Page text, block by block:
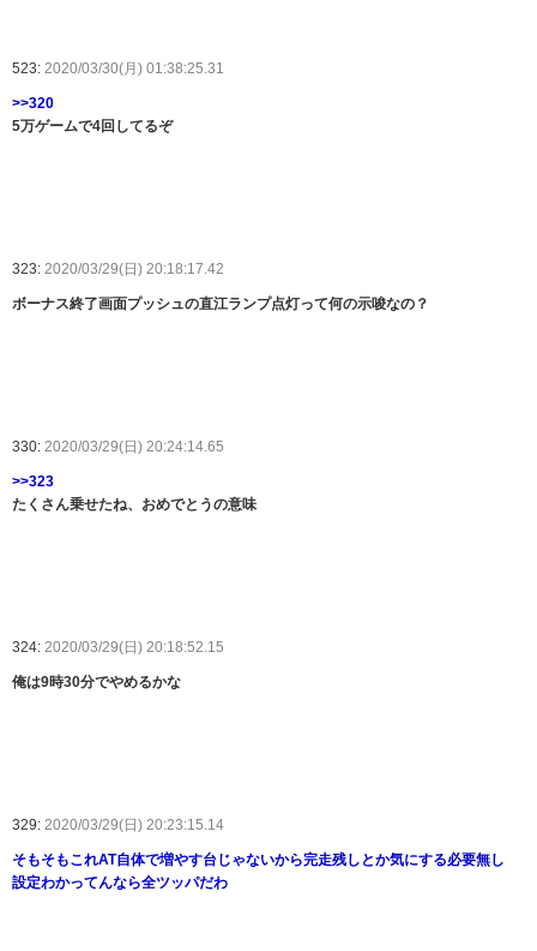
523: 2020/03/30(月) 01:38:25.31
>>320
5万ゲームで4回してるぞ
323: 2020/03/29(日) 20:18:17.42
ボーナス終了画面プッシュの直江ランプ点灯って何の示唆なの？
330: 2020/03/29(日) 20:24:14.65
>>323
たくさん乗せたね、おめでとうの意味
324: 2020/03/29(日) 20:18:52.15
俺は9時30分でやめるかな
329: 2020/03/29(日) 20:23:15.14
そもそもこれAT自体で増やす台じゃないから完走残しとか気にする必要無し
設定わかってんなら全ツッパだわ